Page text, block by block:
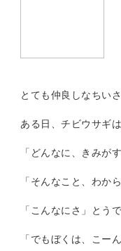
とても仲良しなちい
ある日、チビウサギ
「どんなに、きみが
「そんなこと、わか
「こんなにさ」とう
「でもぼくは、こー